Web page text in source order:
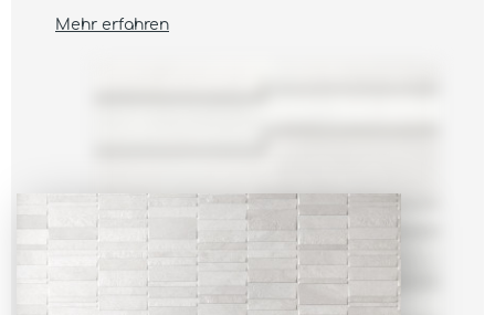
Mehr erfahren